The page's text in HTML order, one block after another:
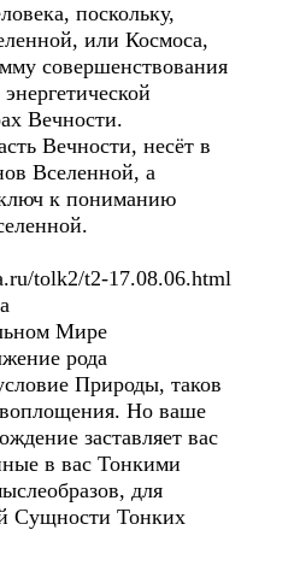
поскольку,
или Космоса,
совершенствования
Вечности.
Вечности, несёт в
Вселенной, а
к пониманию
tolk2/t2-17.08.06.html
Мире
рода
Природы, таков
воплощения. Но ваше
заставляет вас
в вас Тонкими
для
Сущности Тонких